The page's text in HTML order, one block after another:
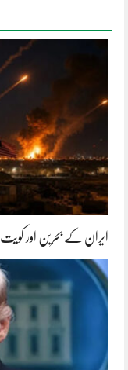
ایران کے بحرین اور کویت